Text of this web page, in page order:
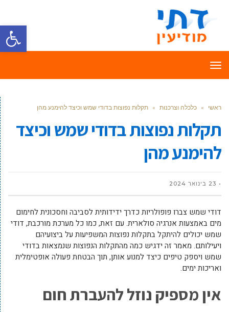
פתח
תפריט
ראשי » כלכלה וצרכנות » תקלות נפוצות בדודי שמש וכיצד להימנע מהן
תקלות נפוצות בדודי שמש וכיצד
להימנע מהן
23 בינואר 2024
דודי שמש צברו פופולריות כדרך ידידותית לסביבה וחסכונית לחימום
מים באמצעות אנרגיה סולארית. עם זאת, כמו כל מערכת מורכבת, דודי
שמש יכולים להיתקל בתקלות נפוצות המשפיעות על ביצועיהם
ויעילותם. מאמר זה ידגיש כמה מהתקלות הנפוצות שנמצאות בדודי
שמש ויספק טיפים כיצד למנוע אותן, תוך הבטחת פעולה אופטימלית
ואריכות ימים.
אין מספיק נוזל להעברת חום